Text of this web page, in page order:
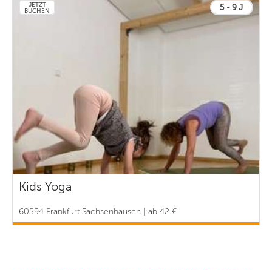
JETZT
BUCHEN
5 - 9 J
Kids Yoga
60594 Frankfurt Sachsenhausen | ab 42 €